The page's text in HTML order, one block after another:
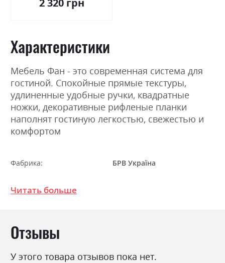
2 320 грн
Характеристики
Мебель Фан - это современная система для
гостиной. Спокойные прямые текстуры,
удлиненные удобные ручки, квадратные
ножки, декоративные рифленые планки
наполнят гостиную легкостью, свежестью и
комфортом
Фабрика:
БРВ Україна
Цвет (Корпус):
Стиль
Читать больше
Отзывы
У этого товара отзывов пока нет.